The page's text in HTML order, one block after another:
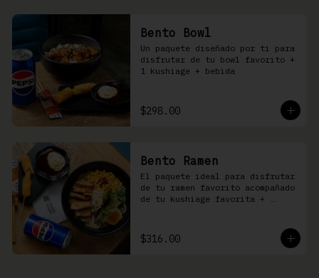
Bento Bowl
Un paquete diseñado por ti para
disfrutar de tu bowl favorito +
1 kushiage + bebida
$298.00
Bento Ramen
El paquete ideal para disfrutar
de tu ramen favorito acompañado
de tu kushiage favorita +
$316.00